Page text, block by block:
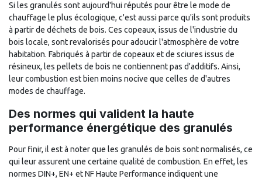
Si les granulés sont aujourd'hui réputés pour être le mode de
chauffage le plus écologique, c'est aussi parce qu'ils sont produits
à partir de déchets de bois. Ces copeaux, issus de l'industrie du
bois locale, sont revalorisés pour adoucir l'atmosphère de votre
habitation. Fabriqués à partir de copeaux et de sciures issus de
résineux, les pellets de bois ne contiennent pas d'additifs. Ainsi,
leur combustion est bien moins nocive que celles de d'autres
modes de chauffage.
Des normes qui valident la haute
performance énergétique des granulés
Pour finir, il est à noter que les granulés de bois sont normalisés, ce
qui leur assurent une certaine qualité de combustion. En effet, les
normes DIN+, EN+ et NF Haute Performance indiquent une